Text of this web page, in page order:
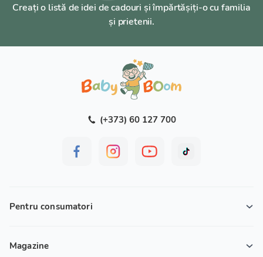
Creați o listă de idei de cadouri și împărtășiți-o cu familia
și prietenii.
(+373) 60 127 700
Pentru consumatori
Magazine